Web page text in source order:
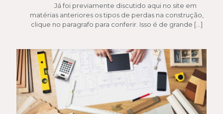
Já foi previamente discutido aqui no site em
matérias anteriores os tipos de perdas na construção,
clique no paragrafo para conferir. Isso é de grande […]